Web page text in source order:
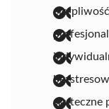
skuteczne